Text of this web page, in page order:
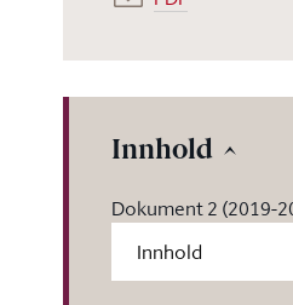
Innhold
Dokument 2 (2019-